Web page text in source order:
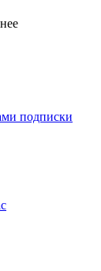
подписки